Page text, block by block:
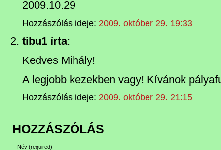
2009.10.29
Hozzászólás ideje: 2009. október 29. 19:33
tibu1 írta:
Kedves Mihály!
A legjobb kezekben vagy! Kívánok
Hozzászólás ideje: 2009. október 29. 21:15
HOZZÁSZÓLÁS
Név (required)